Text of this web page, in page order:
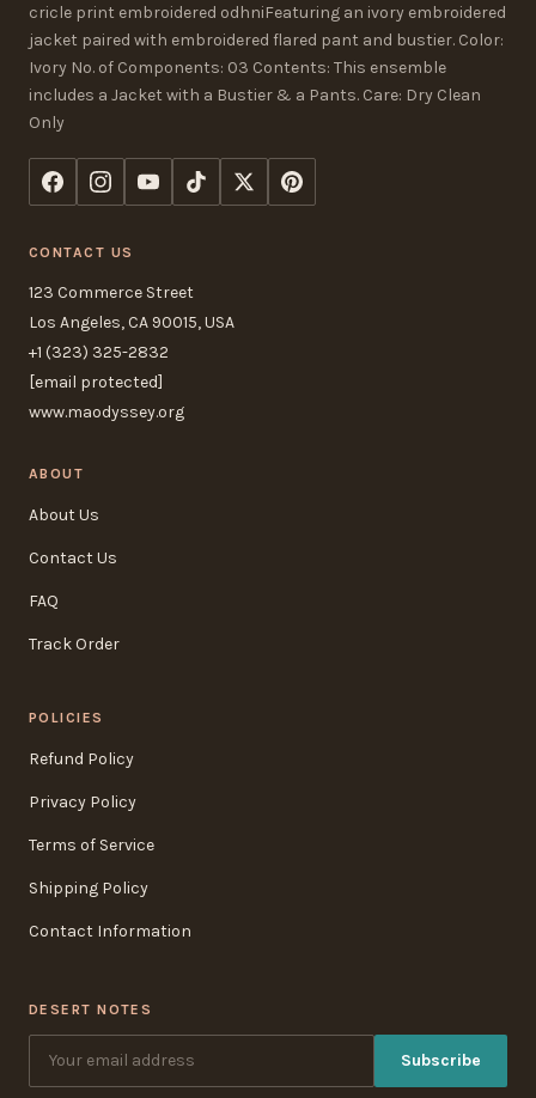
cricle print embroidered odhniFeaturing an ivory embroidered
jacket paired with embroidered flared pant and bustier. Color:
Ivory No. of Components: 03 Contents: This ensemble
includes a Jacket with a Bustier & a Pants. Care: Dry Clean
Only
CONTACT US
123 Commerce Street
Los Angeles, CA 90015, USA
+1 (323) 325-2832
[email protected]
www.maodyssey.org
ABOUT
About Us
Contact Us
FAQ
Track Order
POLICIES
Refund Policy
Privacy Policy
Terms of Service
Shipping Policy
Contact Information
DESERT NOTES
Subscribe